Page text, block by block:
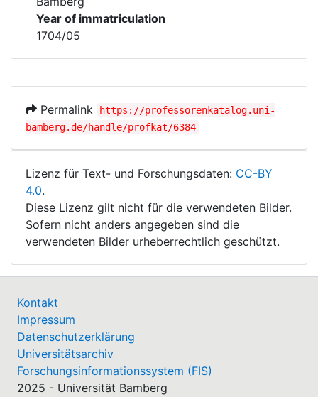
Year of immatriculation
1704/05
Permalink
https://professorenkatalog.uni-
bamberg.de/handle/profkat/6384
Lizenz für Text- und Forschungsdaten: CC-BY
4.0.
Diese Lizenz gilt nicht für die verwendeten Bilder.
Sofern nicht anders angegeben sind die
verwendeten Bilder urheberrechtlich geschützt.
Kontakt
Impressum
Datenschutzerklärung
Universitätsarchiv
Forschungsinformationssystem (FIS)
2025 - Universität Bamberg